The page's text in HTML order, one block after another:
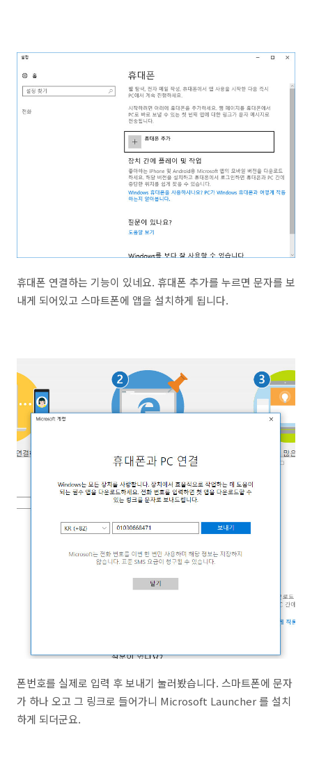
휴대폰 연결하는 기능이 있네요. 휴대폰 추가를 누르면 문자를 보
내게 되어있고 스마트폰에 앱을 설치하게 됩니다.
폰번호를 실제로 입력 후 보내기 눌러봤습니다. 스마트폰에 문자
가 하나 오고 그 링크로 들어가니 Microsoft Launcher 를 설치
하게 되더군요.